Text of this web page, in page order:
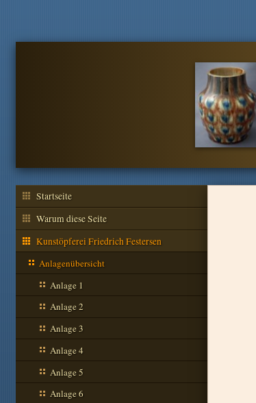
Startseite
Warum diese Seite
Kunstöpferei Friedrich Festersen
Anlagenübersicht
Anlage 1
Anlage 2
Anlage 3
Anlage 4
Anlage 5
Anlage 6